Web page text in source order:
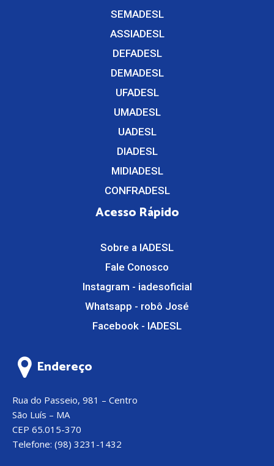
SEMADESL
ASSIADESL
DEFADESL
DEMADESL
UFADESL
UMADESL
UADESL
DIADESL
MIDIADESL
CONFRADESL
Acesso Rápido
Sobre a IADESL
Fale Conosco
Instagram - iadesoficial
Whatsapp - robô José
Facebook - IADESL
Endereço
Rua do Passeio, 981 – Centro
São Luís – MA
CEP 65.015-370
Telefone: (98) 3231-1432